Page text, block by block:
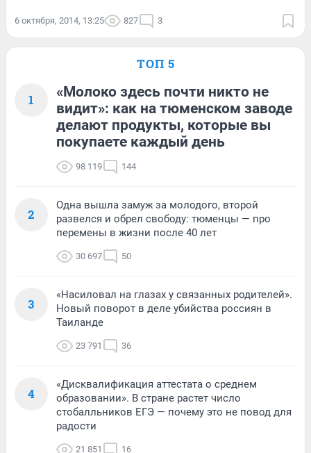
6 октября, 2014, 13:25 827 3
ТОП 5
1
«Молоко здесь почти никто не
видит»: как на тюменском заводе
делают продукты, которые вы
покупаете каждый день
98 119 144
2
Одна вышла замуж за молодого, второй
развелся и обрел свободу: тюменцы — про
перемены в жизни после 40 лет
30 697 50
3
«Насиловал на глазах у связанных родителей».
Новый поворот в деле убийства россиян в
Таиланде
23 791 36
4
«Дисквалификация аттестата о среднем
образовании». В стране растет число
стобалльников ЕГЭ — почему это не повод для
радости
21 851 16